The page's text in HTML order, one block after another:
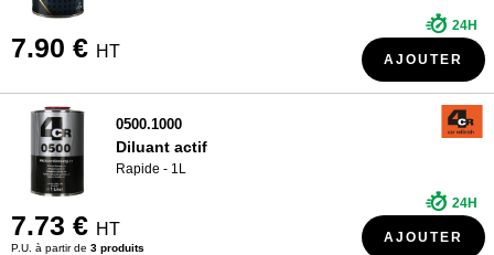
7.90 € HT
24H
AJOUTER
0500.1000
Diluant actif
Rapide - 1L
7.73 € HT
P.U. à partir de 3 produits
24H
AJOUTER